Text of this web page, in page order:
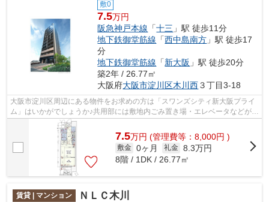
敷0
7.5万円
阪急神戸本線 「十三 」駅 徒歩11分
地下鉄御堂筋線 「西中島南方 」駅 徒歩17
分
地下鉄御堂筋線 「新大阪 」駅 徒歩20分
築2年 / 26.77㎡
大阪府大阪市淀川区木川西３丁目3-18
大阪市淀川区周辺にある物件をお求めの方は「スワンズシティ新大阪プライ
ム」はいかがでしょうか♪共用部には敷地内ごみ置き場・エレベータなどが揃
っております♪こちらはマンションタ...
7.5万円 (管理費等：8,000円 )
敷金 0ヶ月 礼金 8.3万円
8階 / 1DK / 26.77㎡
賃貸 | マンション ＮＬＣ木川